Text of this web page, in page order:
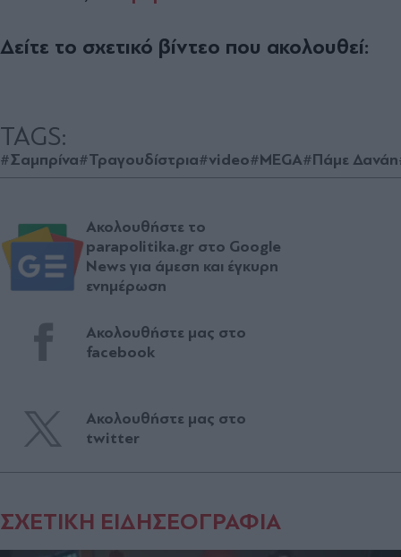
Δείτε το σχετικό βίντεο που ακολουθεί:
TAGS:
#Σαμπρίνα#Τραγουδίστρια#video#MEGA#Πάμε Δανάη
Ακολουθήστε το
parapolitika.gr στο Google
News για άμεση και έγκυρη
ενημέρωση
Ακολουθήστε μας στο
facebook
Ακολουθήστε μας στο
twitter
ΣΧΕΤΙΚΗ ΕΙΔΗΣΕΟΓΡΑΦΙΑ